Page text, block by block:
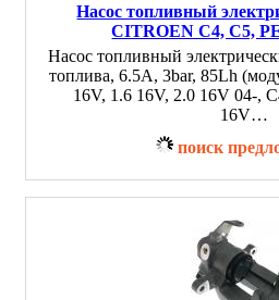
Насос топливный
CITROEN C4, C5,
Насос топливный
топлива, 6.5A, 3bar, 85Lh
16V, 1.6 16V, 2.0 16V 04-,
16V…
поиск